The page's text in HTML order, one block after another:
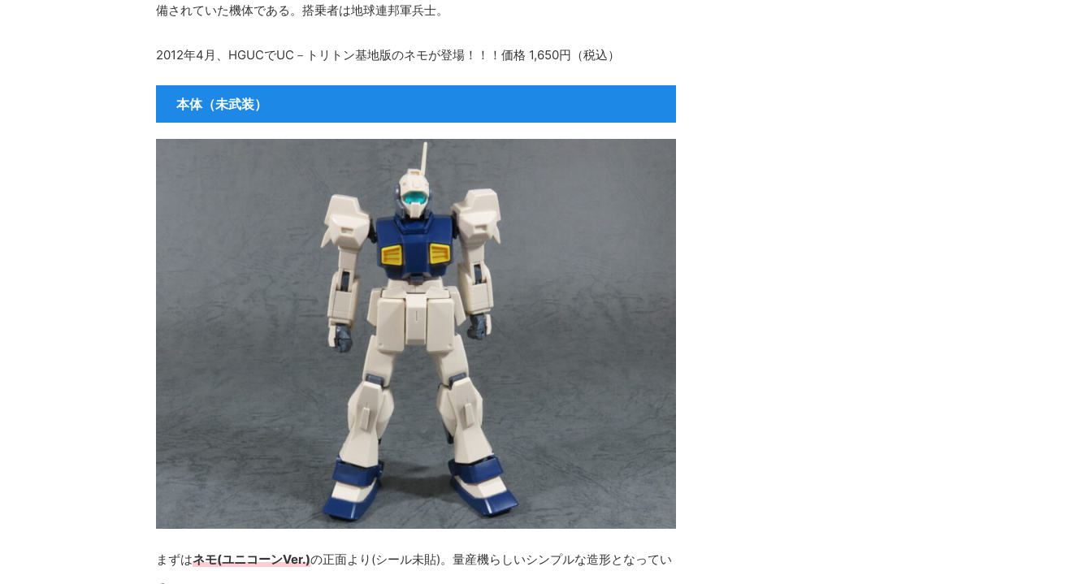
備されていた機体である。搭乗者は地球連邦軍兵士。
2012年4月、HGUCでUC－トリトン基地版のネモが登場！！！価格 1,650円（税込）
本体（未武装）
まずはネモ(ユニコーンVer.)の正面より(シール未貼)。量産機らしいシンプルな造形となってい